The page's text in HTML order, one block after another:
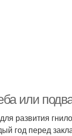
или
развития
год перед